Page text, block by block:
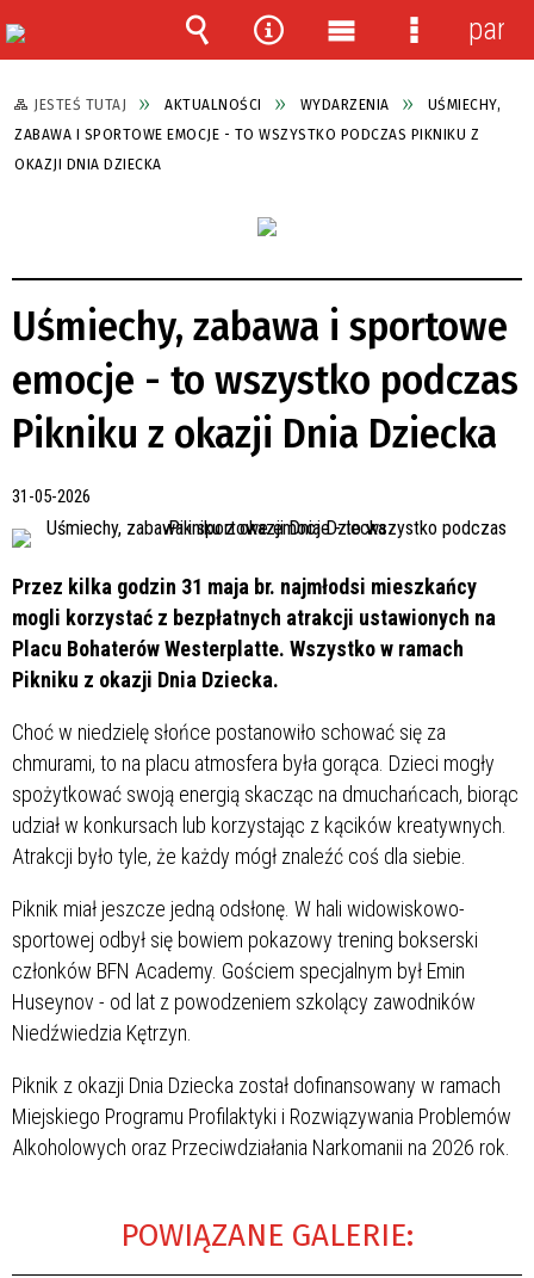
JESTEŚ TUTAJ AKTUALNOŚCI WYDARZENIA
UŚMIECHY,
ZABAWA I SPORTOWE EMOCJE - TO WSZYSTKO PODCZAS PIKNIKU Z
OKAZJI DNIA DZIECKA
Uśmiechy, zabawa i sportowe
emocje - to wszystko podczas
Pikniku z okazji Dnia Dziecka
31-05-2026
Przez kilka godzin 31 maja br. najmłodsi mieszkańcy
mogli korzystać z bezpłatnych atrakcji ustawionych na
Placu Bohaterów Westerplatte. Wszystko w ramach
Pikniku z okazji Dnia Dziecka.
Choć w niedzielę słońce postanowiło schować się za
chmurami, to na placu atmosfera była gorąca. Dzieci mogły
spożytkować swoją energią skacząc na dmuchańcach, biorąc
udział w konkursach lub korzystając z kącików kreatywnych.
Atrakcji było tyle, że każdy mógł znaleźć coś dla siebie.
Piknik miał jeszcze jedną odsłonę. W hali widowiskowo-
sportowej odbył się bowiem pokazowy trening bokserski
członków BFN Academy. Gościem specjalnym był Emin
Huseynov - od lat z powodzeniem szkolący zawodników
Niedźwiedzia Kętrzyn.
Piknik z okazji Dnia Dziecka został dofinansowany w ramach
Miejskiego Programu Profilaktyki i Rozwiązywania Problemów
Alkoholowych oraz Przeciwdziałania Narkomanii na 2026 rok.
POWIĄZANE GALERIE:
Wyszukiwarka
Narzędzia
Menu
główne
Menu
panel